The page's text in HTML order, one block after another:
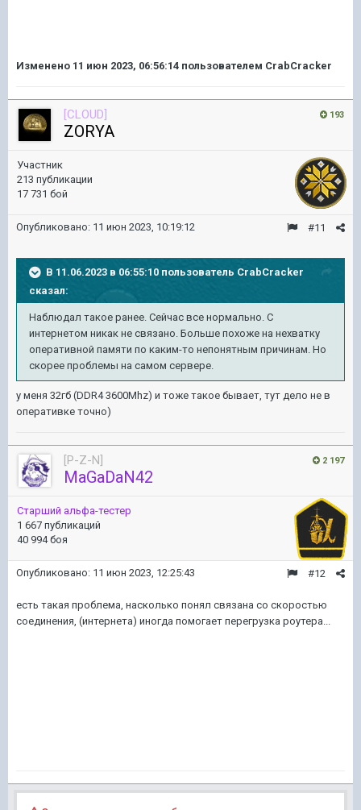
Изменено 11 июн 2023, 06:56:14 пользователем CrabCracker
193
[CLOUD]
ZORYA
Участник
213 публикации
17 731 бой
#11
Опубликовано: 11 июн 2023, 10:19:12
В 11.06.2023 в 06:55:10 пользователь CrabCracker
сказал:
Наблюдал такое ранее. Сейчас все нормально. С
интернетом никак не связано. Больше похоже на нехватку
оперативной памяти по каким-то непонятным причинам. Но
скорее проблемы на самом сервере.
у меня 32гб (DDR4 3600Mhz) и тоже такое бывает, тут дело не в
оперативке точно)
2 197
[P-Z-N]
MaGaDaN42
Старший альфа-тестер
1 667 публикаций
40 994 боя
#12
Опубликовано: 11 июн 2023, 12:25:43
есть такая проблема, насколько понял связана со скоростью
соединения, (интернета) иногда помогает перегрузка роутера...